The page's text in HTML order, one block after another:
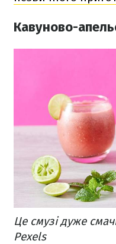
Кавуново-
Це смузі дуже
Pexels